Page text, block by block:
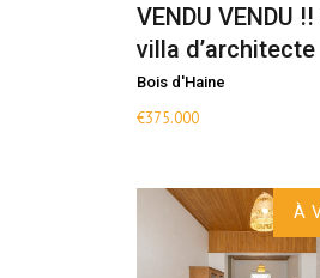
VENDU VENDU
villa d’architecte
Bois d'Haine
€375.000
À